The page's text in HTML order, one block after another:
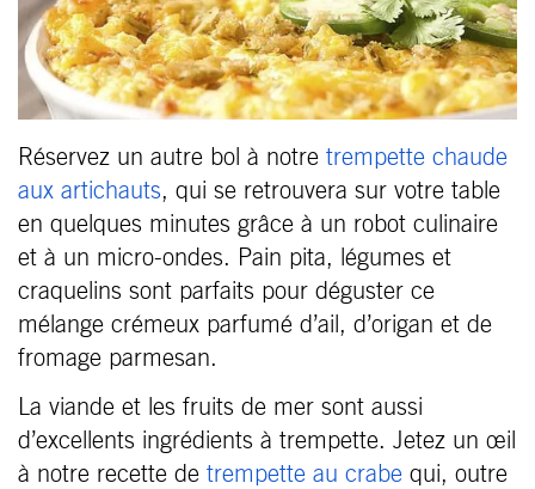
Réservez un autre bol à notre trempette chaude
aux artichauts, qui se retrouvera sur votre table
en quelques minutes grâce à un robot culinaire
et à un micro-ondes. Pain pita, légumes et
craquelins sont parfaits pour déguster ce
mélange crémeux parfumé d’ail, d’origan et de
fromage parmesan.
La viande et les fruits de mer sont aussi
d’excellents ingrédients à trempette. Jetez un œil
à notre recette de trempette au crabe qui, outre